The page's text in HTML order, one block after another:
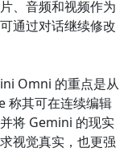
、音频和视频作为
通过对话继续修改
Omni 的重点是从
称其可在连续编辑
将 Gemini 的现实
视觉真实，也更强